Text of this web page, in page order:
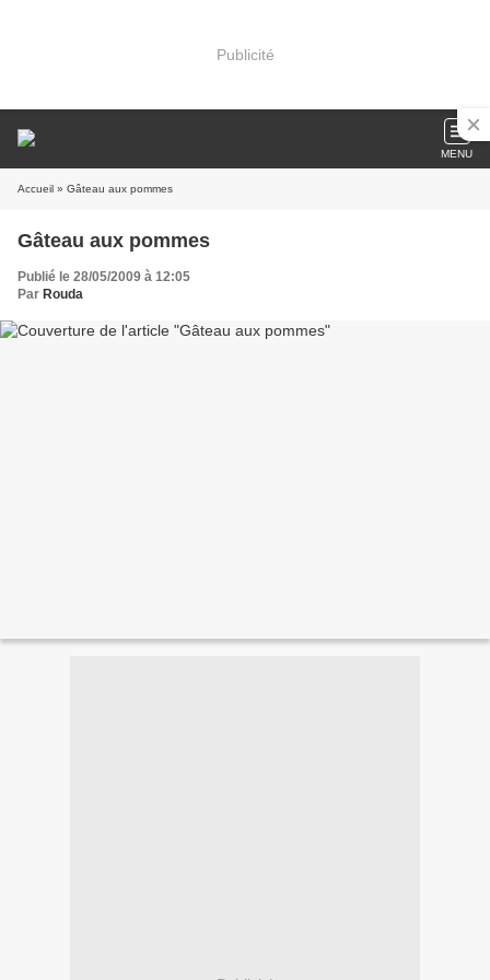
Publicité
MENU
Accueil » Gâteau aux pommes
Gâteau aux pommes
Publié le 28/05/2009 à 12:05
Par Rouda